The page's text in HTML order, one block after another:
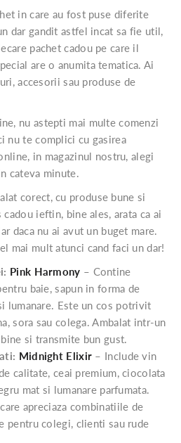
in care au fost puse diferite
dar gandit astfel incat sa fie util,
pachet cadou pe care il
are o anumita tematica. Ai
accesorii sau produse de
nu astepti mai multe comenzi
nu te complici cu gasirea
in magazinul nostru, alegi
cateva minute.
corect, cu produse bune si
ieftin, bine ales, arata ca ai
daca nu ai avut un buget mare.
mai mult atunci cand faci un dar!
Pink Harmony – Contine
baie, sapun in forma de
lumanare. Este un cos potrivit
sora sau colega. Ambalat intr-un
si transmite bun gust.
Midnight Elixir – Include vin
calitate, ceai premium, ciocolata
mat si lumanare parfumata.
apreciaza combinatiile de
pentru colegi, clienti sau rude